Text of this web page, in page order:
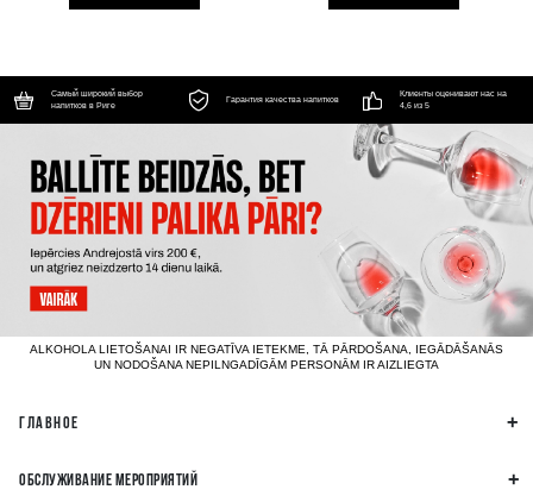
Самый широкий выбор
напитков в Риге
Гарантия качества напитков
Клиенты оценивают нас на
4,6 из 5
ALKOHOLA LIETOŠANAI IR NEGATĪVA IETEKME, TĀ PĀRDOŠANA, IEGĀDĀŠANĀS
UN NODOŠANA NEPILNGADĪGĀM PERSONĀM IR AIZLIEGTA
ГЛАВНОЕ
ОБСЛУЖИВАНИЕ МЕРОПРИЯТИЙ